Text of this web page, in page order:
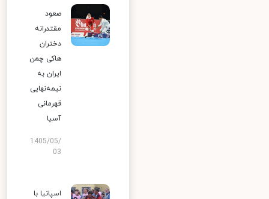
صعود
مقتدرانه
دختران
هاکی چمن
ایران به
نیمه‌نهایی
قهرمانی
آسیا
1405/05/
03
اسپانیا با